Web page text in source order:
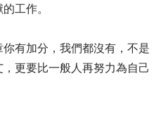
工作。
有加分，我們都沒有，不是
更要比一般人再努力為自己